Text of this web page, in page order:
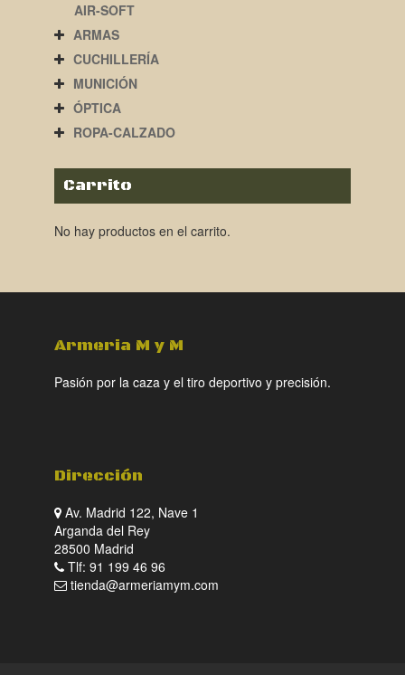
AIR-SOFT
ARMAS
CUCHILLERÍA
MUNICIÓN
ÓPTICA
ROPA-CALZADO
Carrito
No hay productos en el carrito.
Armeria M y M
Pasión por la caza y el tiro deportivo y precisión.
Dirección
Av. Madrid 122, Nave 1
Arganda del Rey
28500 Madrid
Tlf: 91 199 46 96
tienda@armeriamym.com